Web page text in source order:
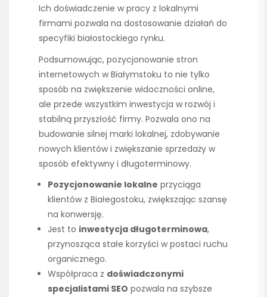
Ich doświadczenie w pracy z lokalnymi
firmami pozwala na dostosowanie działań do
specyfiki białostockiego rynku.
Podsumowując, pozycjonowanie stron
internetowych w Białymstoku to nie tylko
sposób na zwiększenie widoczności online,
ale przede wszystkim inwestycja w rozwój i
stabilną przyszłość firmy. Pozwala ono na
budowanie silnej marki lokalnej, zdobywanie
nowych klientów i zwiększanie sprzedaży w
sposób efektywny i długoterminowy.
Pozycjonowanie lokalne przyciąga
klientów z Białegostoku, zwiększając szansę
na konwersję.
Jest to inwestycja długoterminowa,
przynosząca stałe korzyści w postaci ruchu
organicznego.
Współpraca z doświadczonymi
specjalistami SEO pozwala na szybsze